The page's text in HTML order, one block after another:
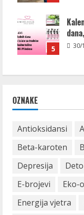
5 30/
OZNAKE
Antioksidansi
Beta-karoten
Depresija
E-brojevi
Eko-
Energija vjetra